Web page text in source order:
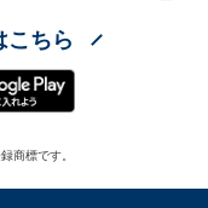
こちら
商標です。